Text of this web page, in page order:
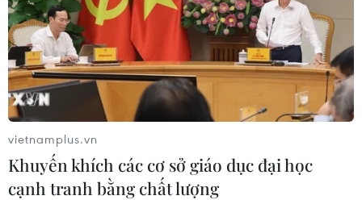
vietnamplus.vn
Khuyến khích các cơ sở giáo dục đại học
cạnh tranh bằng chất lượng